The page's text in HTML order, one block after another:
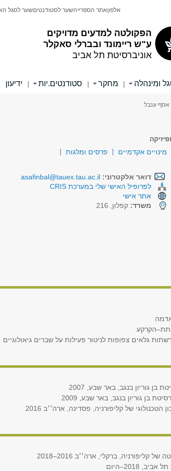
הפקולטה למדעים מדויקים
ע"ש ריימונד ובברלי סאקלר
אוניברסיטת תל אביב
אלפוןאתר הספרייהשער לסטודנטיםשער לסגל
ומינהלה | מחקר | סטודנטים.יות | ידיעון
אסף ענבל
מינויים אקדמיים פרסים ומלגות
דואר אלקטרוני: asafinbal@tauex.tau.ac.il
לפרופיל האישי שלי במערכת CRIS
אתר אישי
משרד: קפלון, 216
גלאים צפופות לניטור פעילות על שברים גיאולוגיים
בן גוריון בנגב, באר שבע, 2007
בן גוריון בנגב, באר שבע, 2009
הטכנולוגי של קליפורניה, פסדינה, ארה׳׳ב 2016
קליפורניה, ברקלי, ארה׳׳ב 2016–2018
2018–היום